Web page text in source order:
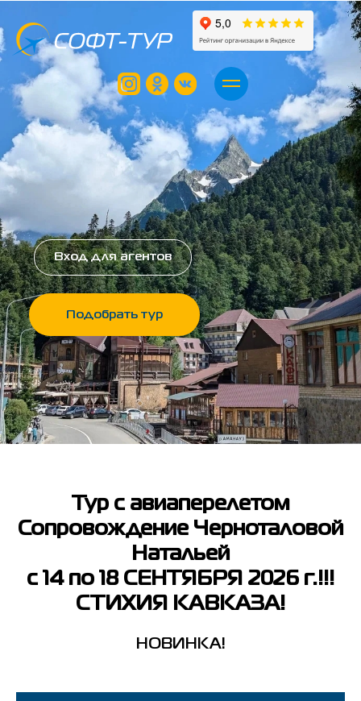
Подобрать тур
Тур с авиаперелетом
Сопровождение Черноталовой
Натальей
с 14 по 18 СЕНТЯБРЯ 2026 г.!!!
СТИХИЯ КАВКАЗА!
НОВИНКА!